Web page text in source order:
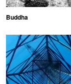
Buddha